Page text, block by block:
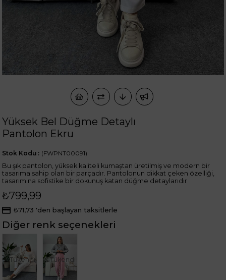
Yüksek Bel Düğme Detaylı
Pantolon Ekru
(FWPNT00091)
Stok Kodu
Bu şık pantolon, yüksek kaliteli kumaştan üretilmiş ve modern bir
tasarıma sahip olan bir parçadır. Pantolonun dikkat çeken özelliği,
tasarımına sofistike bir dokunuş katan düğme detaylarıdır
₺799,99
₺71,73 'den başlayan taksitlerle
Diğer renk seçenekleri
Tükendi Tükendi